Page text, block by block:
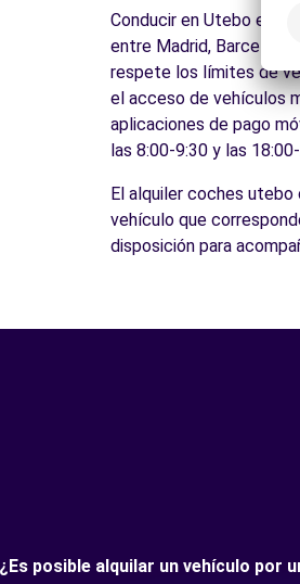
Conducir en Utebo es
entre Madrid,
respete los límites de
el acceso de vehículos
aplicaciones de pago
las 8:00-9:30 y las
El alquiler coches utebo
vehículo que
disposición para
¿Es posible alquilar un vehículo por